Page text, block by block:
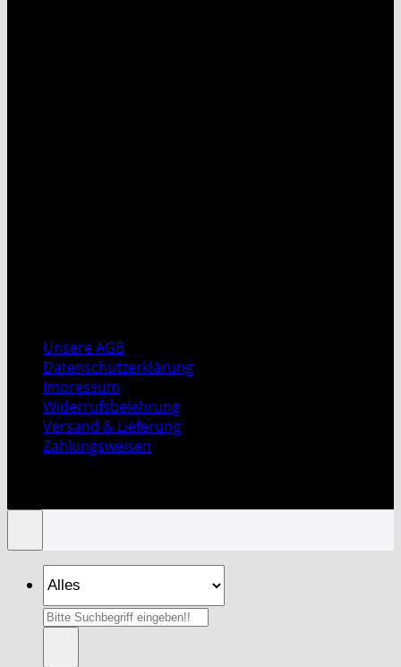
Unsere AGB
Datenschutzerklärung
Impressum
Widerrufsbelehrung
Versand & Lieferung
Zahlungsweisen
Suche
nach: